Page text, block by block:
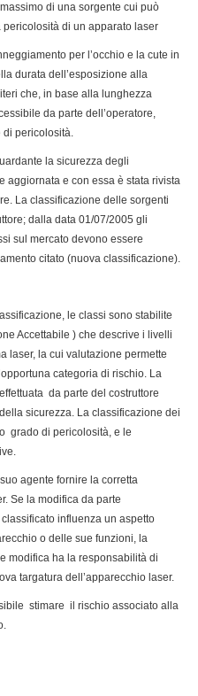
di una sorgente cui può
di un apparato laser
per l’occhio e la cute in
durata dell’esposizione alla
che, in base alla lunghezza
da parte dell’operatore,
di pericolosità.
la sicurezza degli
aggiornata e con essa è stata rivista
La classificazione delle sorgenti
dalla data 01/07/2005 gli
sul mercato devono essere
citato (nuova classificazione).
le classi sono stabilite
Accettabile ) che descrive i livelli
laser, la cui valutazione permette
categoria di rischio. La
da parte del costruttore
sicurezza. La classificazione dei
grado di pericolosità, e le
agente fornire la corretta
Se la modifica da parte
influenza un aspetto
o delle sue funzioni, la
modifica ha la responsabilità di
targatura dell’apparecchio laser.
stimare il rischio associato alla